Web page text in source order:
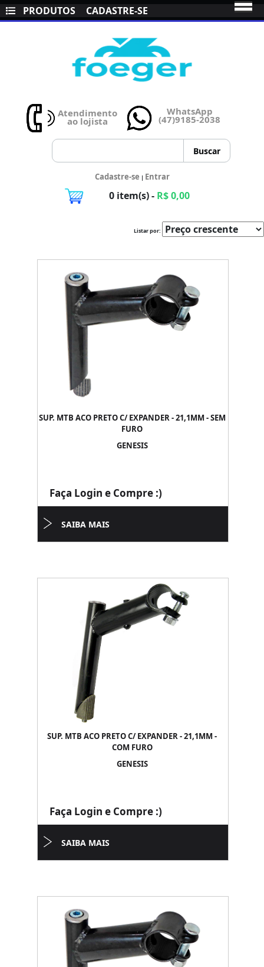
PRODUTOS CADASTRE-SE
Atendimento
ao lojista
WhatsApp
(47)9185-2038
Cadastre-se | Entrar
0 item(s) - R$ 0,00
Listar por:
SUP. MTB ACO PRETO C/ EXPANDER - 21,1MM - SEM
FURO
GENESIS
Faça Login e Compre :)
SAIBA MAIS
SUP. MTB ACO PRETO C/ EXPANDER - 21,1MM -
COM FURO
GENESIS
Faça Login e Compre :)
SAIBA MAIS